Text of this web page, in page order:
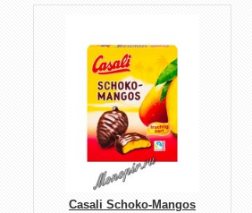
Casali Schoko-Mangos